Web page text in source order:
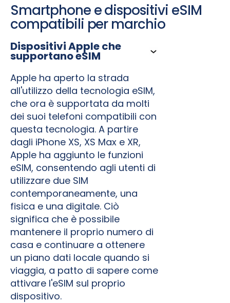
Smartphone e dispositivi eSIM
compatibili per marchio
Dispositivi Apple che
supportano eSIM
Apple ha aperto la strada
all'utilizzo della tecnologia eSIM,
che ora è supportata da molti
dei suoi telefoni compatibili con
questa tecnologia. A partire
dagli iPhone XS, XS Max e XR,
Apple ha aggiunto le funzioni
eSIM, consentendo agli utenti di
utilizzare due SIM
contemporaneamente, una
fisica e una digitale. Ciò
significa che è possibile
mantenere il proprio numero di
casa e continuare a ottenere
un piano dati locale quando si
viaggia, a patto di sapere come
attivare l'eSIM sul proprio
dispositivo.